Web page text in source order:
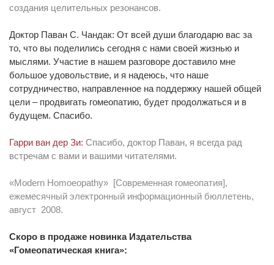
создания целительных резонансов.
Доктор Паван С. Чандак: От всей души благодарю вас за
то, что вы поделились сегодня с нами своей жизнью и
мыслями. Участие в нашем разговоре доставило мне
большое удовольствие, и я надеюсь, что наше
сотрудничество, направленное на поддержку нашей общей
цели – продвигать гомеопатию, будет продолжаться и в
будущем. Спасибо.
Гарри ван дер Зи: Спасибо, доктор Паван, я всегда рад
встречам с вами и вашими читателями.
«Modern Homoeopathy» [Современная гомеопатия],
ежемесячный электронный информационный бюллетень,
август 2008.
Скоро в продаже новинка Издательства
«Гомеопатическая книга»: